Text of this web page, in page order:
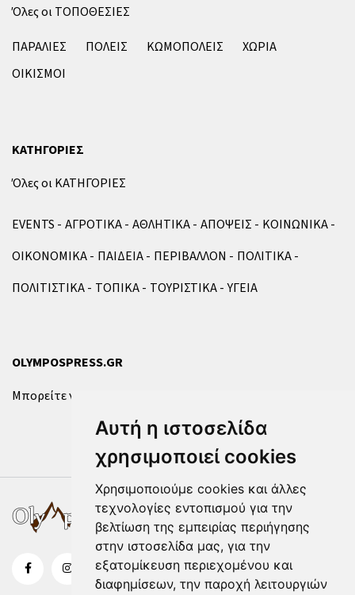
Αυτή η ιστοσελίδα
χρησιμοποιεί cookies
Χρησιμοποιούμε cookies και άλλες
τεχνολογίες εντοπισμού για την
βελτίωση της εμπειρίας περιήγησης
στην ιστοσελίδα μας, για την
εξατομίκευση περιεχομένου και
διαφημίσεων, την παροχή λειτουργιών
Όλες οι ΤΟΠΟΘΕΣΙΕΣ
ΠΑΡΑΛΙΕΣ
ΠΟΛΕΙΣ ΚΩΜΟΠΟΛΕΙΣ
ΧΩΡΙΑ
ΟΙΚΙΣΜΟΙ
ΚΑΤΗΓΟΡΙΕΣ
Όλες οι ΚΑΤΗΓΟΡΙΕΣ
EVENTS ΑΓΡΟΤΙΚΑ ΑΘΛΗΤΙΚΑ ΑΠΟΨΕΙΣ
ΚΟΙΝΩΝΙΚΑ
ΟΙΚΟΝΟΜΙΚΑ
ΠΑΙΔΕΙΑ ΠΕΡΙΒΑΛΛΟΝ
ΠΟΛΙΤΙΚΑ
ΠΟΛΙΤΙΣΤΙΚΑ
ΤΟΠΙΚΑ ΤΟΥΡΙΣΤΙΚΑ ΥΓΕΙΑ
OLYMPOSPRESS.GR
Μπορείτε να επικοινωνήσετε μαζί μας μέσω της